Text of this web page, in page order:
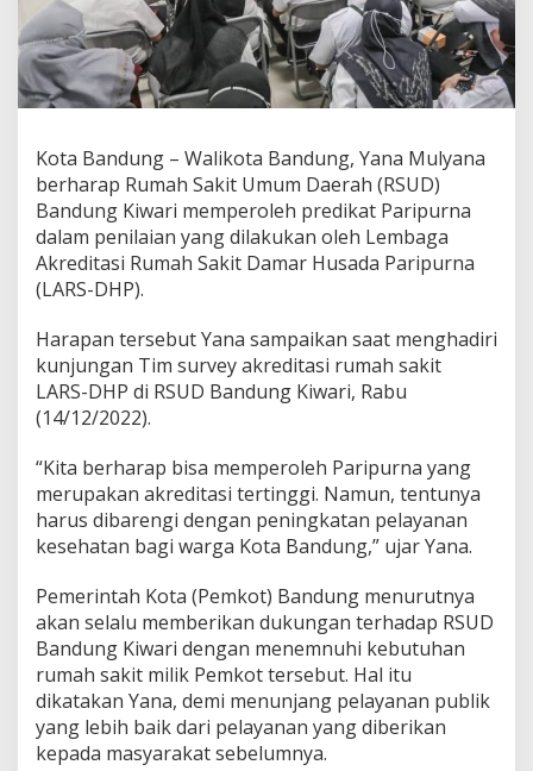
e
m
p
u
h
n
i
l
a
i
a
k
r
e
d
a
s
i
M
e
u
j
u
P
a
r
p
u
Kota Bandung – Walikota Bandung, Yana Mulyana
berharap Rumah Sakit Umum Daerah (RSUD)
Bandung Kiwari memperoleh predikat Paripurna
dalam penilaian yang dilakukan oleh Lembaga
Akreditasi Rumah Sakit Damar Husada Paripurna
(LARS-DHP).
Harapan tersebut Yana sampaikan saat menghadiri
kunjungan Tim survey akreditasi rumah sakit
LARS-DHP di RSUD Bandung Kiwari, Rabu
(14/12/2022).
“Kita berharap bisa memperoleh Paripurna yang
merupakan akreditasi tertinggi. Namun, tentunya
harus dibarengi dengan peningkatan pelayanan
kesehatan bagi warga Kota Bandung,” ujar Yana.
Pemerintah Kota (Pemkot) Bandung menurutnya
akan selalu memberikan dukungan terhadap RSUD
Bandung Kiwari dengan menemnuhi kebutuhan
rumah sakit milik Pemkot tersebut. Hal itu
dikatakan Yana, demi menunjang pelayanan publik
yang lebih baik dari pelayanan yang diberikan
kepada masyarakat sebelumnya.